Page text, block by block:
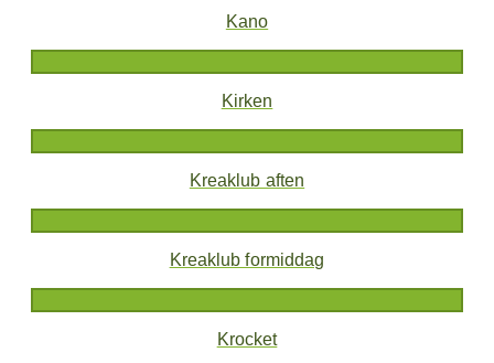
Kano
Kirken
Kreaklub aften
Kreaklub formiddag
Krocket